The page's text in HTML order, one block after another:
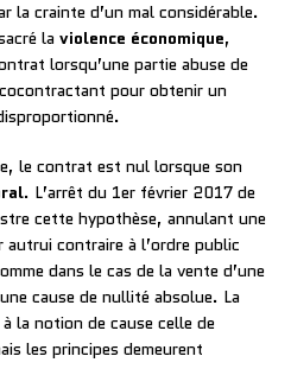
la crainte d’un mal considérable.
la violence économique,
lorsqu’une partie abuse de
pour obtenir un
le contrat est nul lorsque son
. L’arrêt du 1er février 2017 de
cette hypothèse, annulant une
contraire à l’ordre public
dans le cas de la vente d’une
cause de nullité absolue. La
la notion de cause celle de
les principes demeurent